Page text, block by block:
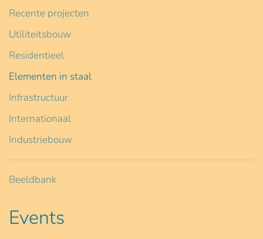
Recente projecten
Utiliteitsbouw
Residentieel
Elementen in staal
Infrastructuur
Internationaal
Industriebouw
Beeldbank
Events